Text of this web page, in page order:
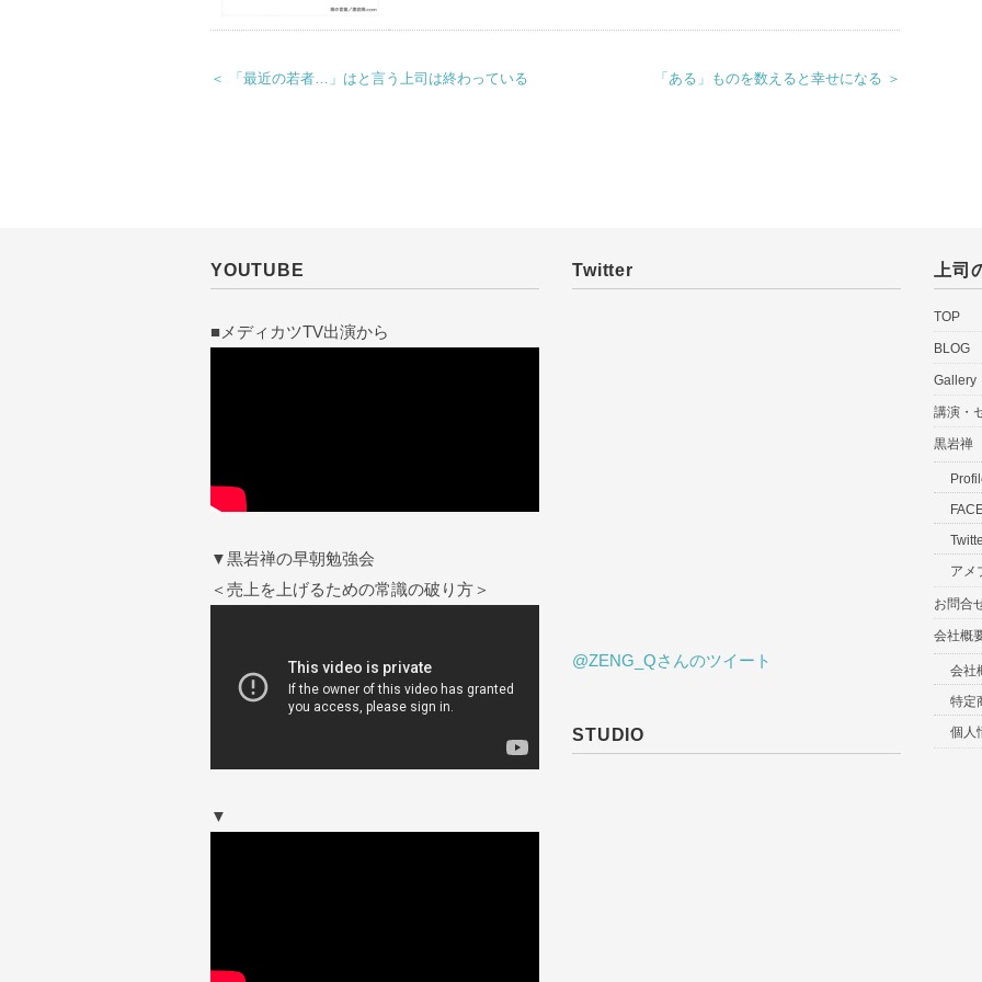
＜ 「最近の若者…」はと言う上司は終わっている 「ある」ものを数えると幸せになる ＞
YOUTUBE
■メディカツTV出演から
▼黒岩禅の早朝勉強会
＜売上を上げるための常識の破り方＞
▼
Twitter
@ZENG_Qさんのツイート
STUDIO
上司
TOP
BLOG
Gallery
講演・
黒岩禅
アメ
お問合
会社概
会社
特定
個人